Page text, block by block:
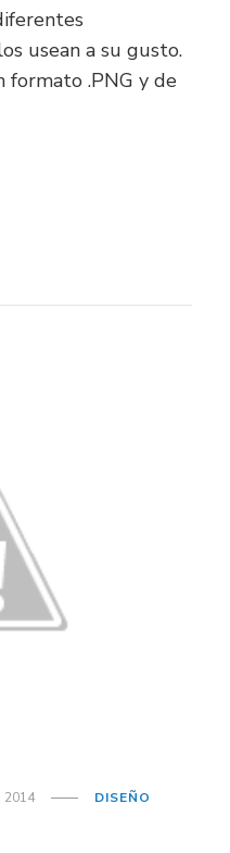
usean a su gusto.
formato .PNG y de
2014 DISEÑO